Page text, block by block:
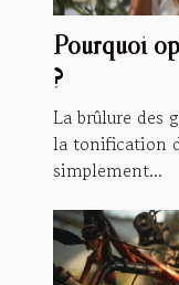
Pourquoi
?
La brûlure des
la tonification
simplement...